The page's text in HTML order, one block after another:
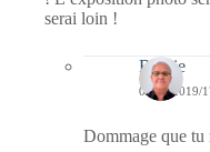
serai loin !
Bernie
04/01/2019/
Dommage que tu